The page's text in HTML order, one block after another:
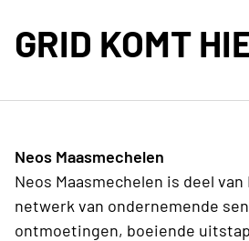
GRID KOMT
Neos Maasmechelen
Neos Maasmechelen is deel van
netwerk van ondernemende
ontmoetingen, boeiende